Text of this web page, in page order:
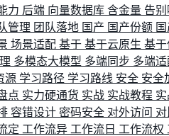
力 后端 向量数据库 含金量 告
管理 团队落地 国产 国产份额
场景适配 基于 基于云原生 基于
多模态大模型 多端同步 多端
源 学习路径 学习路线 安全 安全
点 实力硬通货 实战 实战教程
容错设计 密码安全 对外访问
定 工作流异 工作流日 工作流权